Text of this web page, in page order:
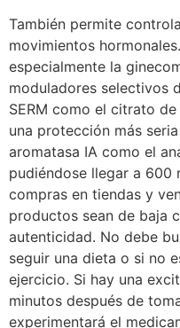
También permite
movimientos
especialmente la
moduladores selectivos
SERM como el citrato
una protección más
aromatasa IA como el
pudiéndose llegar a 600
compras en tiendas y
productos sean de baja
autenticidad. No debe
seguir una dieta o si no
ejercicio. Si hay una
minutos después de
experimentará el